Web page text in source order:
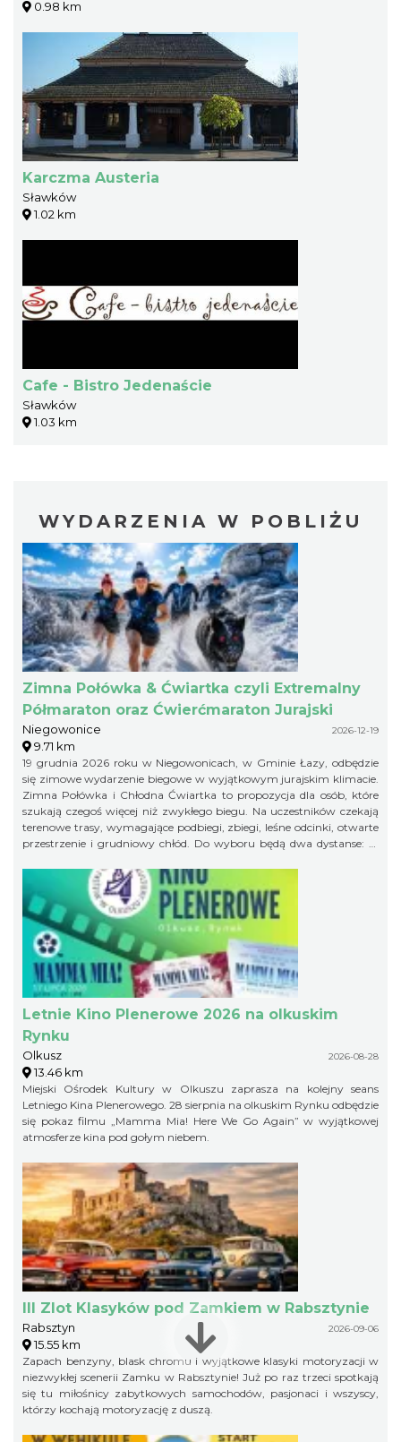
0.98 km
Karczma Austeria
Sławków
1.02 km
Cafe - Bistro Jedenaście
Sławków
1.03 km
WYDARZENIA W POBLIŻU
Zimna Połówka & Ćwiartka czyli Extremalny
Półmaraton oraz Ćwierćmaraton Jurajski
Niegowonice 2026-12-19
9.71 km
19 grudnia 2026 roku w Niegowonicach, w Gminie Łazy, odbędzie
się zimowe wydarzenie biegowe w wyjątkowym jurajskim klimacie.
Zimna Połówka i Chłodna Ćwiartka to propozycja dla osób, które
szukają czegoś więcej niż zwykłego biegu. Na uczestników czekają
terenowe trasy, wymagające podbiegi, zbiegi, leśne odcinki, otwarte
przestrzenie i grudniowy chłód. Do wyboru będą dwa dystanse: 21
jako Extremalny Ćwierćmaraton Jurajski. Krótszy dystans jest
przeznaczony zarówno dla biegaczy, jak i miłośników nordic
walking. Trasy zostaną przygotowane bezpiecznie, ale zachowają
swój terenowy charakter i zimowy pazur.
Letnie Kino Plenerowe 2026 na olkuskim
Rynku
Olkusz 2026-08-28
13.46 km
Miejski Ośrodek Kultury w Olkuszu zaprasza na kolejny seans
Letniego Kina Plenerowego. 28 sierpnia na olkuskim Rynku odbędzie
się pokaz filmu „Mamma Mia! Here We Go Again” w wyjątkowej
atmosferze kina pod gołym niebem.
III Zlot Klasyków pod Zamkiem w Rabsztynie
Rabsztyn 2026-09-06
15.55 km
Zapach benzyny, blask chromu i wyjątkowe klasyki motoryzacji w
niezwykłej scenerii Zamku w Rabsztynie! Już po raz trzeci spotkają
się tu miłośnicy zabytkowych samochodów, pasjonaci i wszyscy,
którzy kochają motoryzację z duszą.